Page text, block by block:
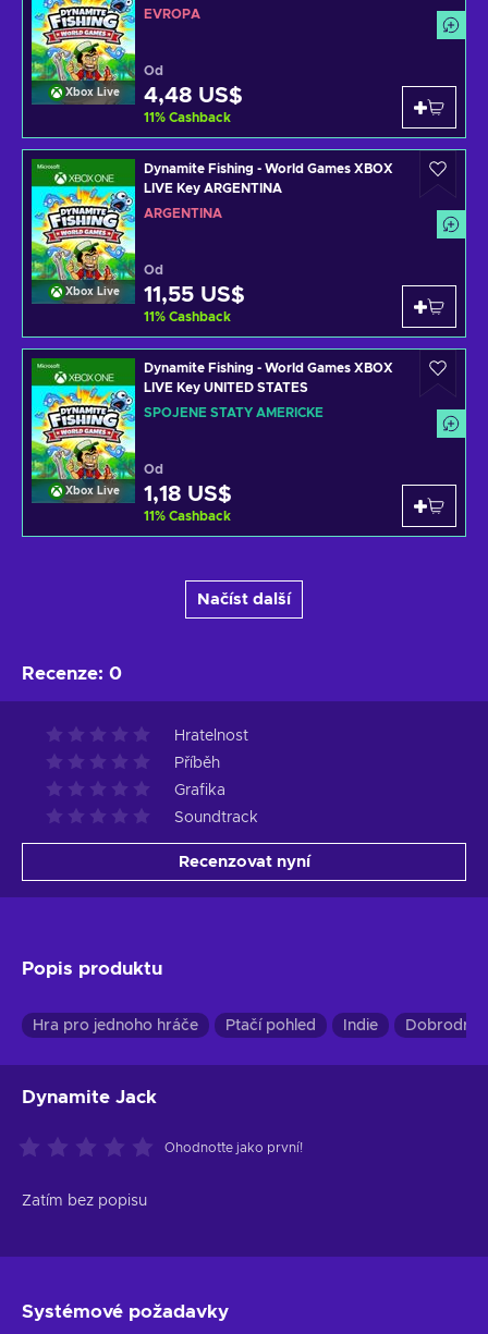
Xbox Live
EVROPA
Od
4,48 US$
11% Cashback
Xbox Live
Dynamite Fishing - World Games XBOX
LIVE Key ARGENTINA
ARGENTINA
Od
11,55 US$
11% Cashback
Xbox Live
Dynamite Fishing - World Games XBOX
LIVE Key UNITED STATES
SPOJENÉ STÁTY AMERICKÉ
Od
1,18 US$
11% Cashback
Načíst další
Recenze: 0
Hratelnost
Příběh
Grafika
Soundtrack
Recenzovat nyní
Popis produktu
Hra pro jednoho hráče Ptačí pohled Indie
Dynamite Jack
Ohodnoťte jako první!
Zatím bez popisu
Systémové požadavky